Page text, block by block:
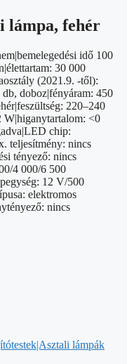
lámpa, fehér
idő 100
30 000
(2021.9. -től):
db, doboz|fényáram: 450
220–240
W|higanytartalom: <0
chip:
teljesítmény: nincs
tényező: nincs
4 000/6 500
12 V/500
elektromos
nincs
lámpák